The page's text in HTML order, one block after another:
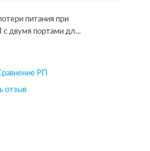
питания при
двумя портами дл...
РП
отзыв